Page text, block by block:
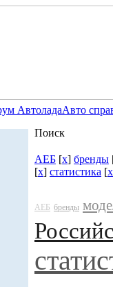
АвтоладаАвто
Поиск
АЕБ [x] бренды
[x] статистика [x
АЕБ бренды